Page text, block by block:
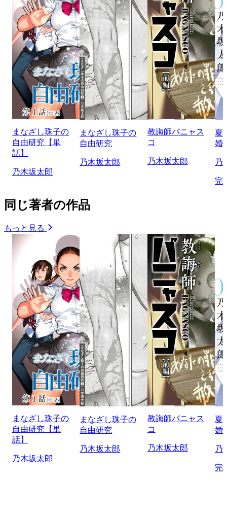
まなざし珠子の
自由研究【単
話】
乃木坂太郎
まなざし珠子の
自由研究
乃木坂太郎
教誨師バニャス
コ
乃木坂太郎
夏
婚
乃
完
同じ著者の作品
もっと見る
まなざし珠子の
自由研究【単
話】
乃木坂太郎
まなざし珠子の
自由研究
乃木坂太郎
教誨師バニャス
コ
乃木坂太郎
夏
婚
乃
完